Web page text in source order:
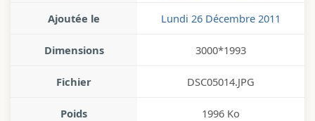
Ajoutée le Lundi 26 Décembre 2011
Dimensions 3000*1993
Fichier DSC05014.JPG
Poids 1996 Ko